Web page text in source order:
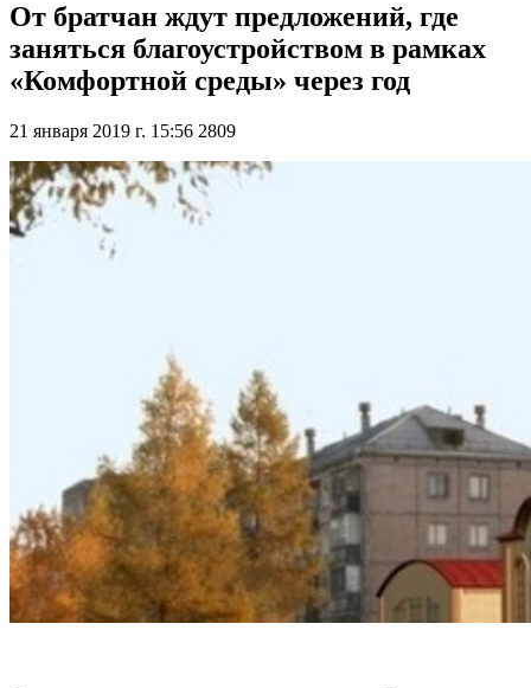
От братчан ждут предложений, где
заняться благоустройством в рамках
«Комфортной среды» через год
21 января 2019 г. 15:56 2809